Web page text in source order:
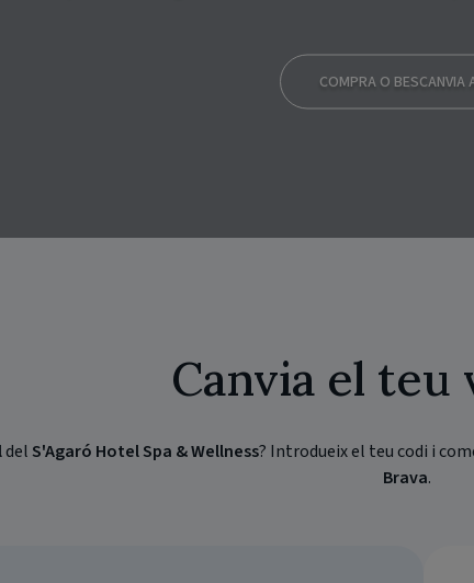
COMPRA O BESCANVIA
Canvia el teu
delS'Agaró Hotel Spa & Wellness? Introdueix el teu codi i
Brava.